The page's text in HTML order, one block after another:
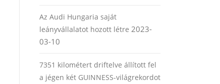
Az Audi Hungaria saját
leányvállalatot hozott létre 2023-
03-10
7351 kilométert driftelve állított fel
a jégen két GUINNESS-világrekordot